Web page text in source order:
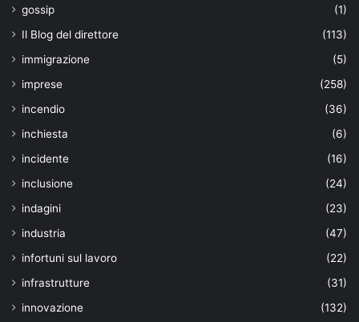
gossip
(1)
Il Blog del direttore
(113)
immigrazione
(5)
imprese
(258)
incendio
(36)
inchiesta
(6)
incidente
(16)
inclusione
(24)
indagini
(23)
industria
(47)
infortuni sul lavoro
(22)
infrastrutture
(31)
innovazione
(132)